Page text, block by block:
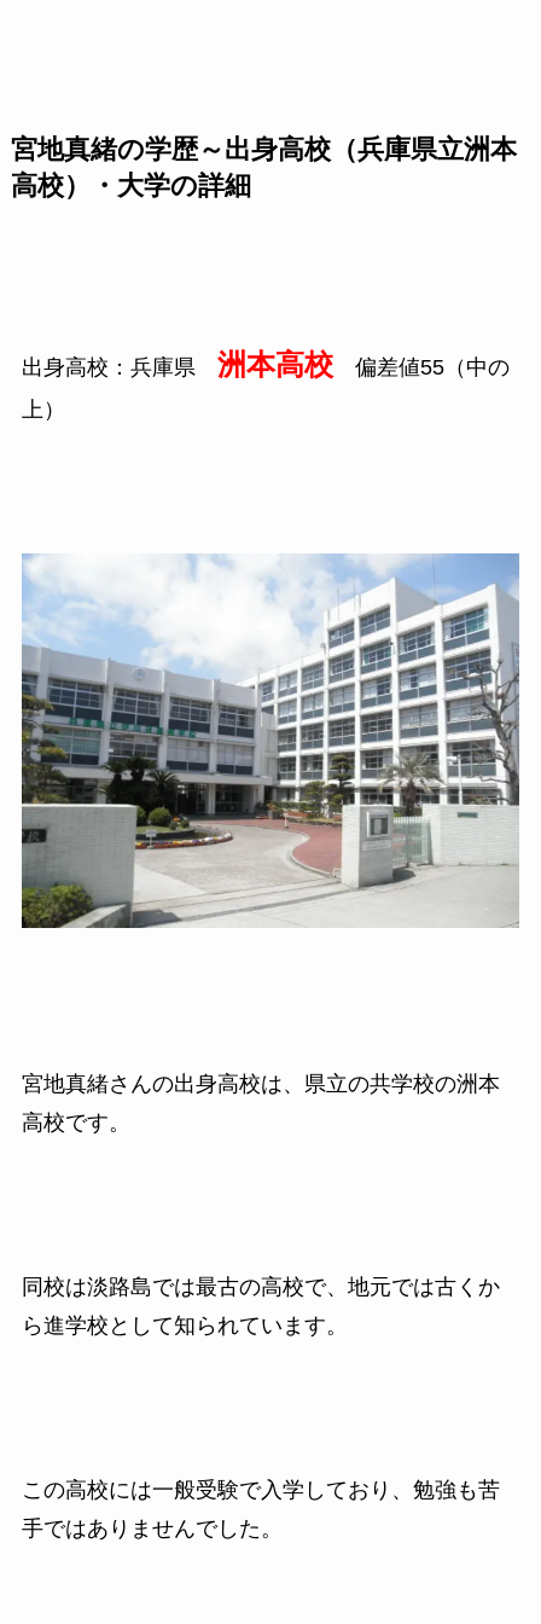
宮地真緒の学歴～出身高校（兵庫県立洲本
高校）・大学の詳細
出身高校：兵庫県 洲本高校偏差値55（中の
上）
宮地真緒さんの出身高校は、県立の共学校の洲本
高校です。
同校は淡路島では最古の高校で、地元では古くか
ら進学校として知られています。
この高校には一般受験で入学しており、勉強も苦
手ではありませんでした。